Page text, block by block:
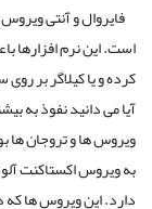
فایروال و آنتی
است. این نرم افزارها
کرده و یا کیلاگر بر
آیا می دانید نفوذ به
ویروس ها و تروجان ها
به ویروس اکستاکنت
دارد. این ویروس ها